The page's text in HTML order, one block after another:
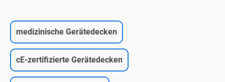
medizinische Gerätedecken
cE-zertifizierte Gerätedecken